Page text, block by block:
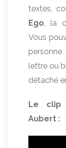
textes,
Ego, la
Vous
lettre ou
détaché
Le clip
Aubert :